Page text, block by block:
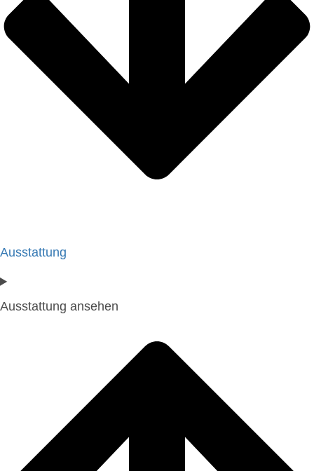
Ausstattung
Ausstattung ansehen